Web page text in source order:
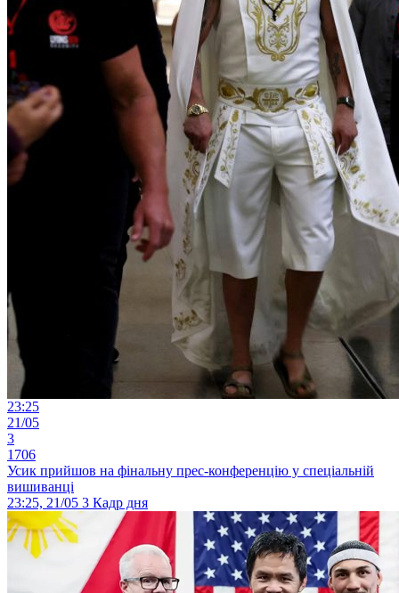
23:25
21/05
3
1706
Усик прийшов на фінальну прес-конференцію у спеціальній
вишиванці
23:25, 21/05 3 Кадр дня